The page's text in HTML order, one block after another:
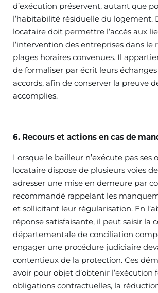
d’exécution préservent, autant que
l’habitabilité résiduelle du logement.
locataire doit permettre l’accès aux
l’intervention des entreprises dans le
plages horaires convenues. Il
de formaliser par écrit leurs
accords, afin de conserver la preuve
accomplies.
6. Recours et actions en cas de
Lorsque le bailleur n’exécute pas ses
locataire dispose de plusieurs voies
adresser une mise en demeure par
recommandé rappelant les
et sollicitant leur régularisation. En
réponse satisfaisante, il peut saisir la
départementale de conciliation
engager une procédure judiciaire
contentieux de la protection. Ces
avoir pour objet d’obtenir l’exécution
obligations contractuelles, la